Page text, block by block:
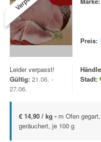
Preis:
Leider verpasst!
Gültig: 21.06. -
27.06.
Stadt:
€ 14,90 / kg - m Ofen
geräuchert, je 100 g